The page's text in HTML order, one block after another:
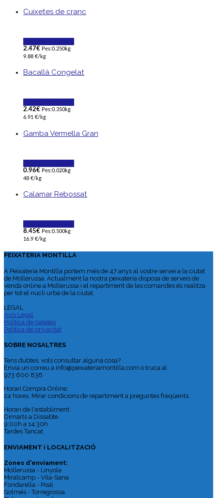
Cuixetes de cranc
2.47€ Pes:0.250kg
9.88 €/kg
Bacallà Congelat
2.42€ Pes:0.350kg
6.91 €/kg
Gamba Vermella Gran
0.96€ Pes:0.020kg
48 €/kg
Calamar Rebossat
8.45€ Pes:0.500kg
16.9 €/kg
PEIXATERIA MONTILLA
A Peixateria Montilla portem més de 47 anys al vostre servei a la ciutat
de Mollerussa. Actualment la nostra peixateria disposa de serveis de
venda online a Mollerussa i el repartiment de les comandes és realitza
per tot el nucli urbà de la ciutat.
LEGAL
Avís Legal
Política de galetes
Política de privacitat
SOBRE NOSALTRES
Tens dubtes, vols consultar alguna cosa?
Envia un correu a info@peixateriamontilla.com o truca al
973 600 836
Horari Compra Online:
24 hores. Mirar condicions de repartiment a preguntes freqüents.
Horari de l'establiment:
Dimarts a Dissabte
9:00h a 14:30h
Tardes Tancat
ENVIAMENT i LOCALITZACIÓ
Zones d'enviament:
Mollerussa - Linyola
Miralcamp - Vila-Sana
Fondarella - Poal
Golmés - Torregrossa